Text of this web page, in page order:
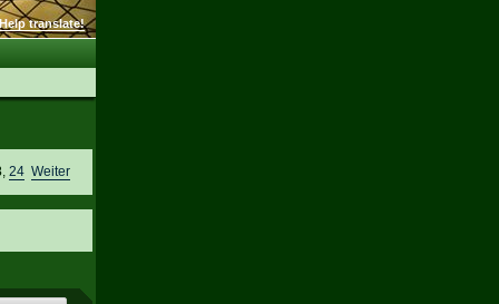
translate!
,24 Weiter